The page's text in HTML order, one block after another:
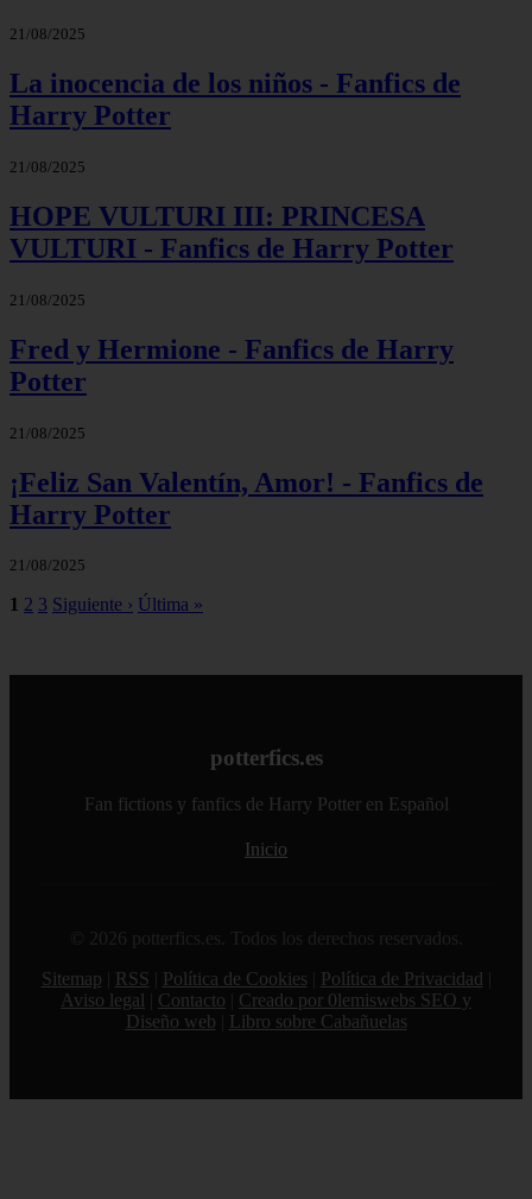
21/08/2025
La inocencia de los niños - Fanfics de
Harry Potter
21/08/2025
HOPE VULTURI III: PRINCESA
VULTURI - Fanfics de Harry Potter
21/08/2025
Fred y Hermione - Fanfics de Harry
Potter
21/08/2025
¡Feliz San Valentín, Amor! - Fanfics de
Harry Potter
21/08/2025
1 2 3 Siguiente › Última »
potterfics.es
Fan fictions y fanfics de Harry Potter en Español
Inicio
© 2026 potterfics.es. Todos los derechos reservados.
Sitemap
RSS Política de Cookies Política de Privacidad
Aviso legal
Contacto
Creado por 0lemiswebs SEO y
Diseño web
Libro sobre Cabañuelas